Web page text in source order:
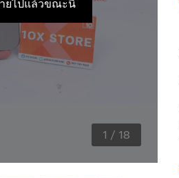
ยไปแล้วขณะนี้
1 / 18